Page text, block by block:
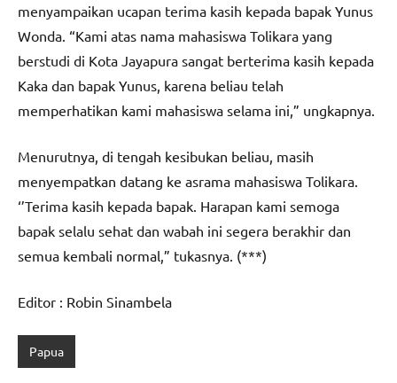
menyampaikan ucapan terima kasih kepada bapak Yunus
Wonda. “Kami atas nama mahasiswa Tolikara yang
berstudi di Kota Jayapura sangat berterima kasih kepada
Kaka dan bapak Yunus, karena beliau telah
memperhatikan kami mahasiswa selama ini,” ungkapnya.
Menurutnya, di tengah kesibukan beliau, masih
menyempatkan datang ke asrama mahasiswa Tolikara.
‘’Terima kasih kepada bapak. Harapan kami semoga
bapak selalu sehat dan wabah ini segera berakhir dan
semua kembali normal,” tukasnya. (***)
Editor : Robin Sinambela
Papua